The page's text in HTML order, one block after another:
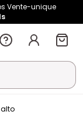
Vente-unique